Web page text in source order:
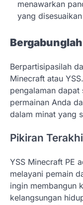
menawarkan
yang
Berpartisipasilah
Minecraft atau
pengalaman
permainan Anda
dalam minat yang
Pikiran
YSS Minecraft PE
melayani pemain
ingin membangun
kelangsungan